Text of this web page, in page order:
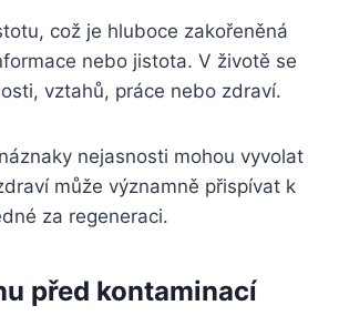
což je hluboce zakořeněná
nebo jistota. V životě se
vztahů, práce nebo zdraví.
nejasnosti mohou vyvolat
může významně přispívat k
za regeneraci.
před kontaminací